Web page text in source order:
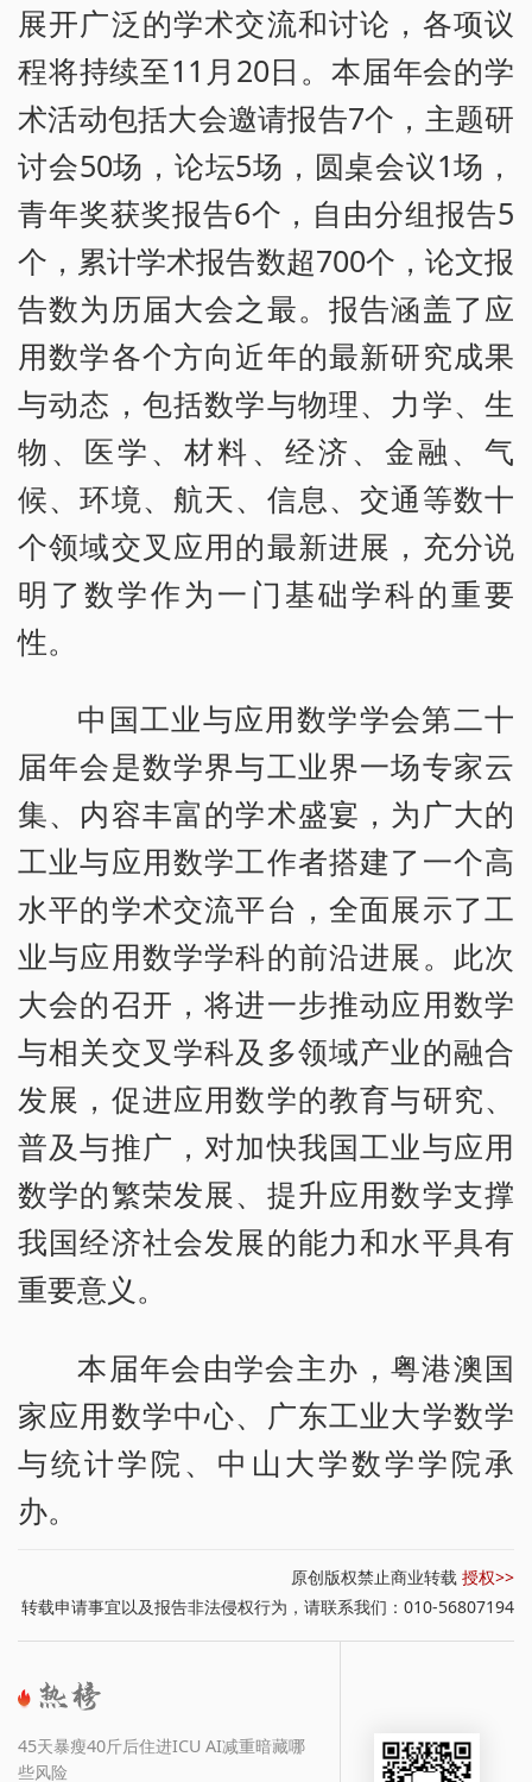
展开广泛的学术交流和讨论，各项议
程将持续至11月20日。本届年会的学
术活动包括大会邀请报告7个，主题研
讨会50场，论坛5场，圆桌会议1场，
青年奖获奖报告6个，自由分组报告5
个，累计学术报告数超700个，论文报
告数为历届大会之最。报告涵盖了应
用数学各个方向近年的最新研究成果
与动态，包括数学与物理、力学、生
物、医学、材料、经济、金融、气
候、环境、航天、信息、交通等数十
个领域交叉应用的最新进展，充分说
明了数学作为一门基础学科的重要
性。
中国工业与应用数学学会第二十
届年会是数学界与工业界一场专家云
集、内容丰富的学术盛宴，为广大的
工业与应用数学工作者搭建了一个高
水平的学术交流平台，全面展示了工
业与应用数学学科的前沿进展。此次
大会的召开，将进一步推动应用数学
与相关交叉学科及多领域产业的融合
发展，促进应用数学的教育与研究、
普及与推广，对加快我国工业与应用
数学的繁荣发展、提升应用数学支撑
我国经济社会发展的能力和水平具有
重要意义。
本届年会由学会主办，粤港澳国
家应用数学中心、广东工业大学数学
与统计学院、中山大学数学学院承
办。
原创版权禁止商业转载 授权>>
转载申请事宜以及报告非法侵权行为，请联系我们：010-56807194
45天暴瘦40斤后住进ICU AI减重暗藏哪
些风险